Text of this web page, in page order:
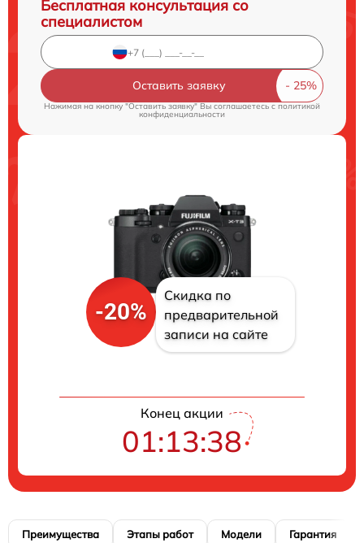
Бесплатная консультация со
специалистом
Оставить заявку
Нажимая на кнопку "Оставить заявку" Вы соглашаетесь c политикой
конфиденциальности
-20%
Скидка по
предварительной
записи на сайте
Конец акции
01:13:37
Преимущества Этапы работ Модели Гарантия